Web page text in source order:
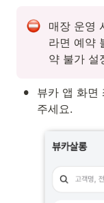
매장 운영
라면 예약
약 불가 설
• 뷰카 앱 화면
주세요.